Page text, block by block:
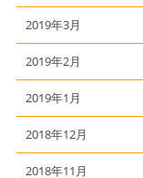
2019年3月
2019年2月
2019年1月
2018年12月
2018年11月